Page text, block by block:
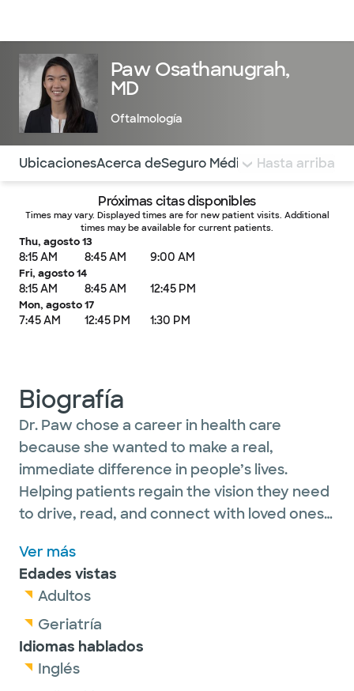
Paw Osathanugrah,
MD
Oftalmología
Utilice esta navegación para saltar rápidamente a
UbicacionesAcerca deSeguro Médico COMENTARIOS
Hasta arriba
Próximas citas disponibles
Times may vary. Displayed times are for new patient visits. Additional
times may be available for current patients.
Thu, agosto 13
8:15 AM 8:45 AM 9:00 AM
Fri, agosto 14
8:15 AM 8:45 AM 12:45 PM
Mon, agosto 17
7:45 AM 12:45 PM 1:30 PM
Biografía
Dr. Paw chose a career in health care
because she wanted to make a real,
immediate difference in people’s lives.
Helping patients regain the vision they need
to drive, read, and connect with loved ones
her patients’ eye health and overall well-
being motivates her every day.
What excites her about ophthalmology is
the ability to detect early signs of systemic
disease through a thorough eye exam. As a
Ver más
Edades vistas
Adultos
Geriatría
Idiomas hablados
Inglés